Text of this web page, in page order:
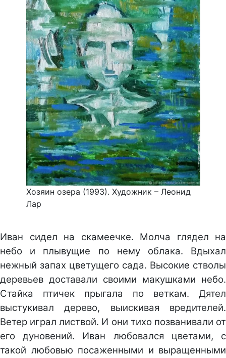
Хозяин озера (1993). Художник – Леонид
Лар
Иван сидел на скамеечке. Молча глядел на
небо и плывущие по нему облака. Вдыхал
нежный запах цветущего сада. Высокие стволы
деревьев доставали своими макушками небо.
Стайка птичек прыгала по веткам. Дятел
выстукивал дерево, выискивая вредителей.
Ветер играл листвой. И они тихо позванивали от
его дуновений. Иван любовался цветами, с
такой любовью посаженными и выращенными